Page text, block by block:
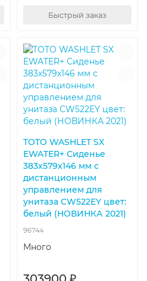
Быстрый заказ
TOTO WASHLET SX
EWATER+ Сиденье
383х579х146 мм с
дистанционным
управлением для
унитаза CW522EY цвет:
белый (НОВИНКА 2021)
96744
Много